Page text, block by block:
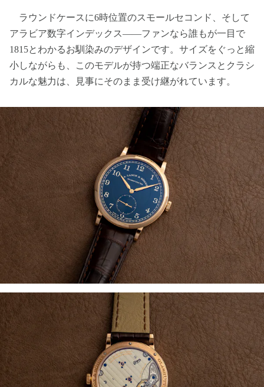
ラウンドケースに6時位置のスモールセコンド、そして
アラビア数字インデックス——ファンなら誰もが一目で
1815とわかるお馴染みのデザインです。サイズをぐっと縮
小しながらも、このモデルが持つ端正なバランスとクラシ
カルな魅力は、見事にそのまま受け継がれています。